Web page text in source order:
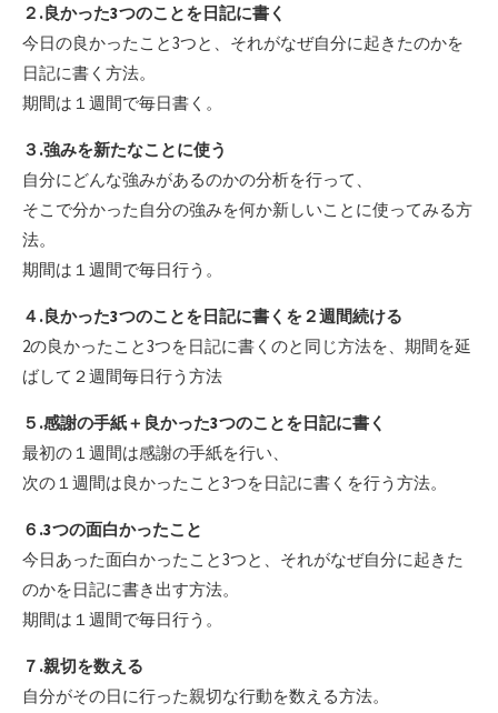
２.良かった3つのことを日記に書く
今日の良かったこと3つと、それがなぜ自分に起きたのかを
日記に書く方法。
期間は１週間で毎日書く。
３.強みを新たなことに使う
自分にどんな強みがあるのかの分析を行って、
そこで分かった自分の強みを何か新しいことに使ってみる方
法。
期間は１週間で毎日行う。
４.良かった3つのことを日記に書くを２週間続ける
2の良かったこと3つを日記に書くのと同じ方法を、期間を延
ばして２週間毎日行う方法
５.感謝の手紙＋良かった3つのことを日記に書く
最初の１週間は感謝の手紙を行い、
次の１週間は良かったこと3つを日記に書くを行う方法。
６.3つの面白かったこと
今日あった面白かったこと3つと、それがなぜ自分に起きた
のかを日記に書き出す方法。
期間は１週間で毎日行う。
７.親切を数える
自分がその日に行った親切な行動を数える方法。